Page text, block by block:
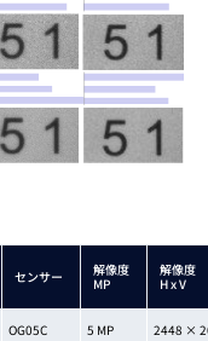
センサー
解像度
MP
解像度
H x V
OG05C 5 MP 2448 ×